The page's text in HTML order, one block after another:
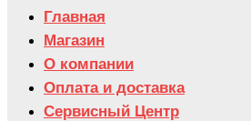
Главная
Магазин
О компании
Оплата и доставка
Сервисный Центр